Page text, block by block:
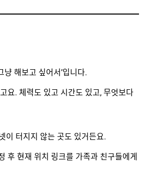
해보고 싶어서’입니다.
요. 체력도 있고 시간도 있고, 무엇보다
이 터지지 않는 곳도 있거든요.
후 현재 위치 링크를 가족과 친구들에게